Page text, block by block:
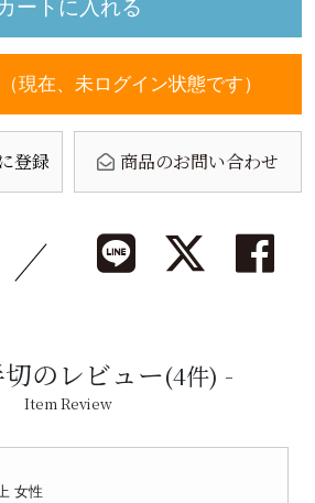
（現在、未ログイン状態です）
登録 商品のお問い合わせ
のレビュー(4件)
Item Review
女性